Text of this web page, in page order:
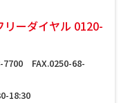
リーダイヤル 0120-
7700 FAX.0250-68-
18:30